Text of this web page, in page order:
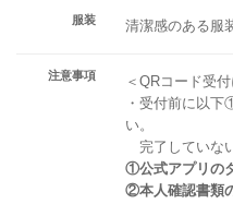
服装 清潔感のある服
注意事項
＜QRコード受
・受付前に以
い。
完了していな
①公式アプリの
②本人確認書類